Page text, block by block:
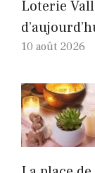
Loterie
10 août 2026